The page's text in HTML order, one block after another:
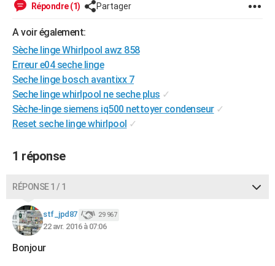
Forum
Aménagement intérieur
Extérieur
Cuisine
Salle de bains
Jardinage
Rangement
WEEK-END
Guides de France
Escapades
Patrimoine
Expositions
Musées
Week-end nature
+LIFESTYLE
Art de vivre
Bien-être
Loisirs
Mode
Modes de vie
SANTE
Alimentation
Guide de la santé
Maladies
Médicaments
Sommeil
VOYAGE
Destinations
City break
Voyage nature
Voyage de noces
Forum
Climat
+PHOTO
BONS PLANS
CARTE DE VOEUX
Carte de Noël
Carte Bonne année
Carte Saint-Valentin
Carte Pâques
Carte d'anniversaire
DICTIONNAIRE
Dictionnaire
Biographies
Citations
Expressions
Proverbes
Répondre (1) Partager
A voir également:
Sèche linge Whirlpool awz 858
Erreur e04 seche linge
Seche linge bosch avantixx 7
Seche linge whirlpool ne seche plus ✓
Sèche-linge siemens iq500 nettoyer condenseur ✓
Reset seche linge whirlpool ✓
1 réponse
RÉPONSE 1 / 1
stf_jpd87 29 967
22 avr. 2016 à 07:06
Bonjour